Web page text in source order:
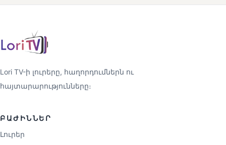
Lori TV-ի լուրերը, հաղորդումներն ու
հայտարարությունները։
ԲԱԺԻՆՆԵՐ
Լուրեր